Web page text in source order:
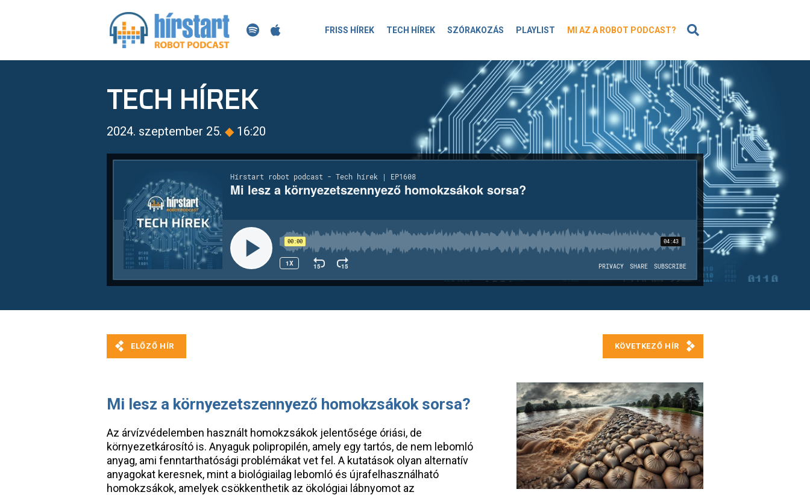
FRISS HÍREK TECH HÍREK SZÓRAKOZÁS PLAYLIST MI AZ A ROBOT PODCAST?
TECH HÍREK
2024. szeptember 25. ◆ 16:20
Mi lesz a környezetszennyező homokzsákok sorsa?
Az árvízvédelemben használt homokzsákok jelentősége óriási, de
környezetkárosító is. Anyaguk polipropilén, amely egy tartós, de nem lebomló
anyag, ami fenntarthatósági problémákat vet fel. A kutatások olyan alternatív
anyagokat keresnek, mint a biológiailag lebomló és újrafelhasználható
homokzsákok, amelyek csökkenthetik az ökológiai lábnyomot az